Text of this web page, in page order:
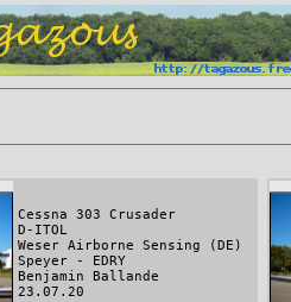
Cessna 303 Crusader
D-ITOL
Weser Airborne Sensing (DE)
Speyer - EDRY
Benjamin Ballande
23.07.20